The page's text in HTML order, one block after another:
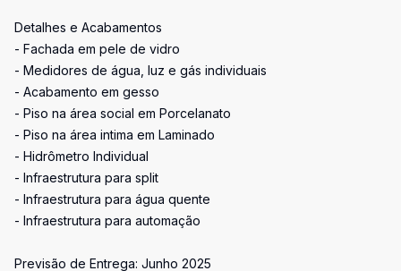
Detalhes e Acabamentos
- Fachada em pele de vidro
- Medidores de água, luz e gás individuais
- Acabamento em gesso
- Piso na área social em Porcelanato
- Piso na área intima em Laminado
- Hidrômetro Individual
- Infraestrutura para split
- Infraestrutura para água quente
- Infraestrutura para automação
Previsão de Entrega: Junho 2025